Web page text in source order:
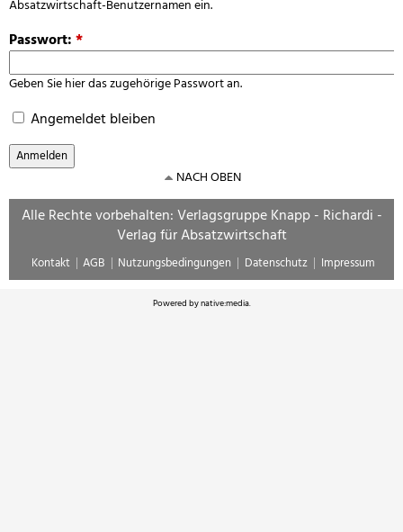
Absatzwirtschaft-Benutzernamen ein.
Passwort:*
Geben Sie hier das zugehörige Passwort an.
Angemeldet bleiben
NACH OBEN
Alle Rechte vorbehalten: Verlagsgruppe Knapp - Richardi -
Verlag für Absatzwirtschaft
Kontakt AGB Nutzungsbedingungen Datenschutz Impressum
Powered bynative:media.